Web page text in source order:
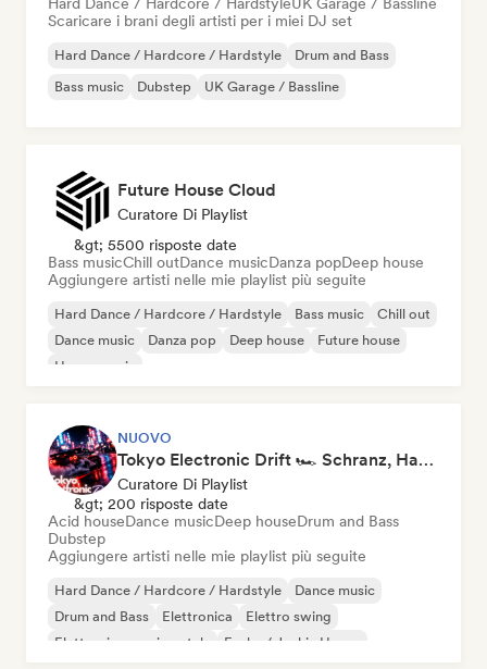
Scaricare i brani degli artisti per i miei DJ set
Hard Dance / Hardcore / Hardstyle
Drum and Bass
Bass music
Dubstep UK Garage / Bassline
Future House Cloud
Curatore Di Playlist
&gt; 5500 risposte date
Bass musicChill outDance musicDanza popDeep house
Aggiungere artisti nelle mie playlist più seguite
Hard Dance / Hardcore / Hardstyle Bass music
Chill out
Dance music
Danza pop Deep house
Future house
House music
NUOVO
Tokyo Electronic Drift 🏎️ Schranz, Hard Techno & Anime EDM
Curatore Di Playlist
&gt; 200 risposte date
Acid houseDance musicDeep houseDrum and Bass
Dubstep
Aggiungere artisti nelle mie playlist più seguite
Hard Dance / Hardcore / Hardstyle
Dance music
Drum and Bass
Elettronica
Elettro swing
Elettronica sperimentale
Funky / Jackin House